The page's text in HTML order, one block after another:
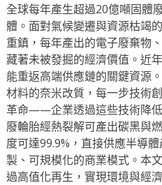
全球每年產生超過20億噸固體
體。面對氣候變遷與資源枯竭
重鎮，每年產出的電子廢棄物
藏著未被發掘的經濟價值。近
能重返高端供應鏈的關鍵資源
材料的奈米改質，每一步技術
革命——企業透過這些技術降低
廢輪胎經熱裂解可產出碳黑與
度可達99.9%，直接供應半導
製、可規模化的商業模式。本
過高值化再生，實現環境與經